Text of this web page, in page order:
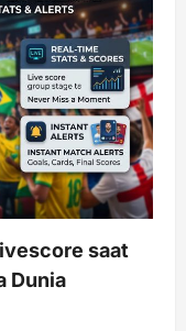
saat
Dunia